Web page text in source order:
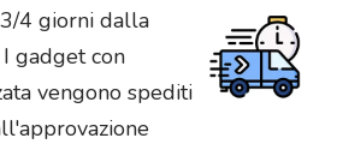
4 giorni dalla
gadget con
vengono spediti